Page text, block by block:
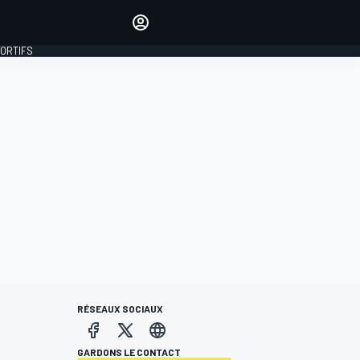
RÉSEAUX SOCIAUX
GARDONS LE CONTACT